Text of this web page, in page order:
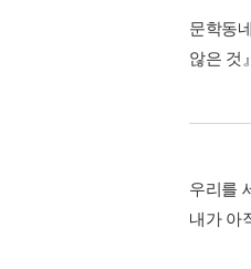
문학동
않은 것
우리를
내가 아